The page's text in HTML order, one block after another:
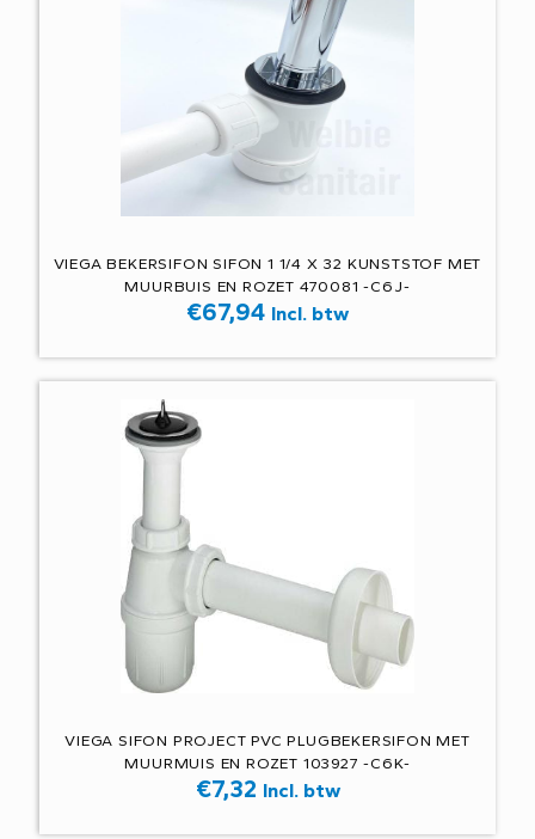
VIEGA BEKERSIFON SIFON 1 1/4 X 32 KUNSTSTOF MET
MUURBUIS EN ROZET 470081 -C6J-
€67,94 Incl. btw
VIEGA SIFON PROJECT PVC PLUGBEKERSIFON MET
MUURMUIS EN ROZET 103927 -C6K-
€7,32 Incl. btw